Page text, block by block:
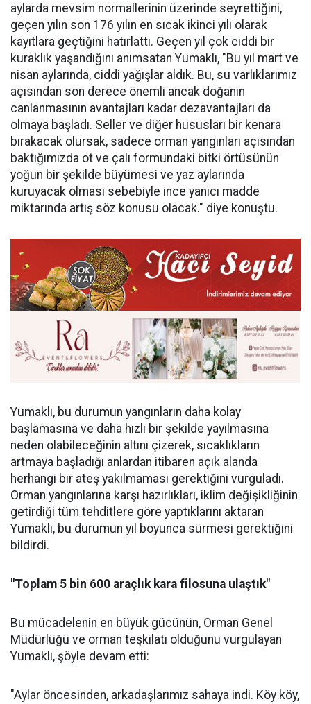
aylarda mevsim normallerinin üzerinde seyrettiğini,
geçen yılın son 176 yılın en sıcak ikinci yılı olarak
kayıtlara geçtiğini hatırlattı. Geçen yıl çok ciddi bir
kuraklık yaşandığını anımsatan Yumaklı, "Bu yıl mart ve
nisan aylarında, ciddi yağışlar aldık. Bu, su varlıklarımız
açısından son derece önemli ancak doğanın
canlanmasının avantajları kadar dezavantajları da
olmaya başladı. Seller ve diğer hususları bir kenara
bırakacak olursak, sadece orman yangınları açısından
baktığımızda ot ve çalı formundaki bitki örtüsünün
yoğun bir şekilde büyümesi ve yaz aylarında
kuruyacak olması sebebiyle ince yanıcı madde
miktarında artış söz konusu olacak." diye konuştu.
Yumaklı, bu durumun yangınların daha kolay
başlamasına ve daha hızlı bir şekilde yayılmasına
neden olabileceğinin altını çizerek, sıcaklıkların
artmaya başladığı anlardan itibaren açık alanda
herhangi bir ateş yakılmaması gerektiğini vurguladı.
Orman yangınlarına karşı hazırlıkları, iklim değişikliğinin
getirdiği tüm tehditlere göre yaptıklarını aktaran
Yumaklı, bu durumun yıl boyunca sürmesi gerektiğini
bildirdi.
"Toplam 5 bin 600 araçlık kara filosuna ulaştık"
Bu mücadelenin en büyük gücünün, Orman Genel
Müdürlüğü ve orman teşkilatı olduğunu vurgulayan
Yumaklı, şöyle devam etti:
"Aylar öncesinden, arkadaşlarımız sahaya indi. Köy köy,